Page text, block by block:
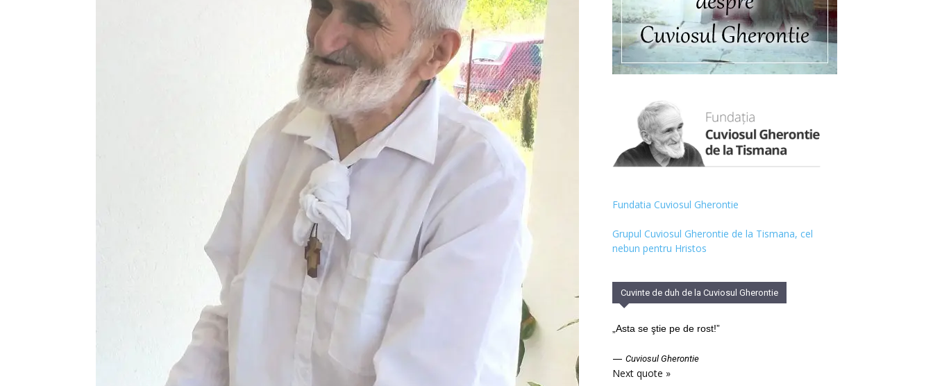
Hristos
Fundatia Cuviosul Gherontie
Grupul Cuviosul Gherontie de la Tismana, cel
nebun pentru Hristos
Cuvinte de duh de la Cuviosul Gherontie
„Asta se ştie pe de rost!”
— Cuviosul Gherontie
Next quote »